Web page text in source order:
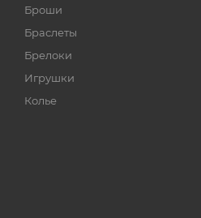
Броши
Браслеты
Брелоки
Игрушки
Колье